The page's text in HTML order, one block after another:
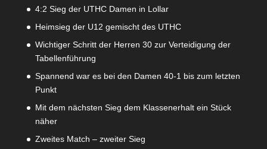
4:2 Sieg der UTHC Damen in Lollar
Heimsieg der U12 gemischt des UTHC
Wichtiger Schritt der Herren 30 zur Verteidigung der
Tabellenführung
Spannend war es bei den Damen 40-1 bis zum letzten
Punkt
Mit dem nächsten Sieg dem Klassenerhalt ein Stück
näher
Zweites Match – zweiter Sieg